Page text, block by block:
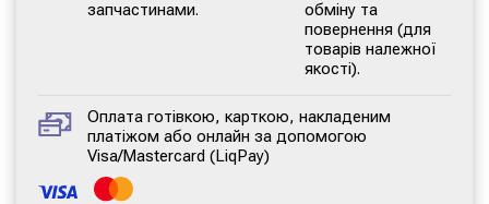
запчастинами.
обміну та
повернення (для
товарів належної
якості).
Оплата готівкою, карткою, накладеним
платіжом або онлайн за допомогою
Visa/Mastercard (LiqPay)